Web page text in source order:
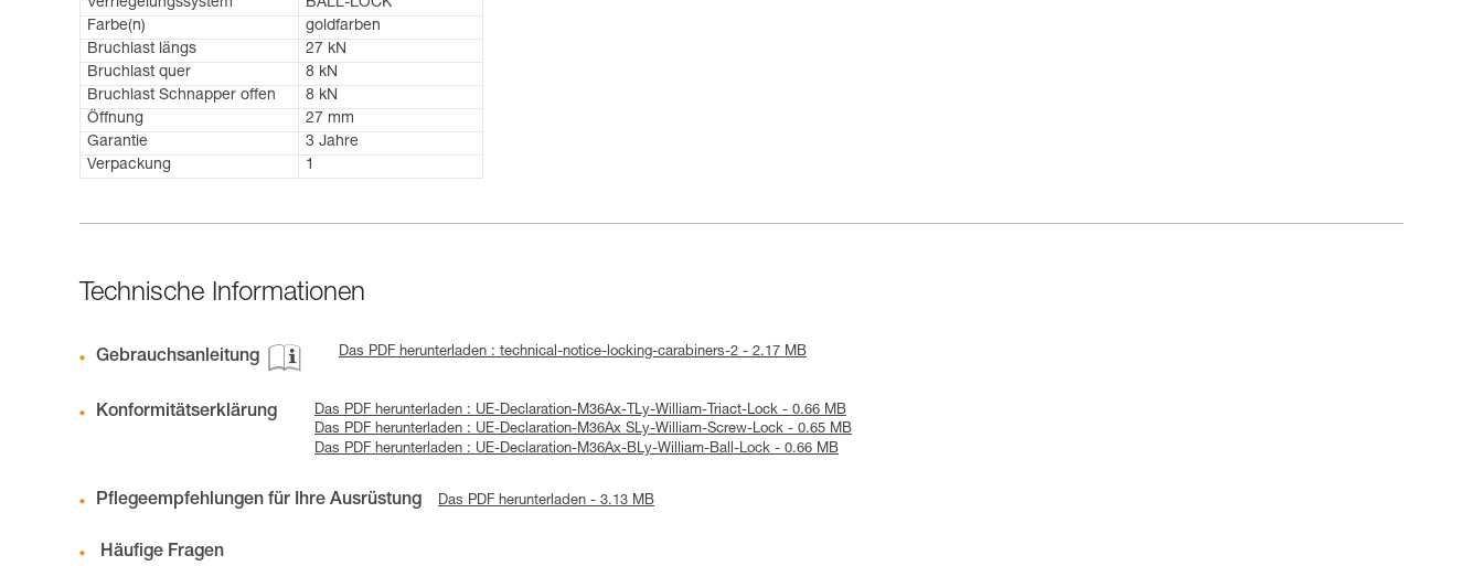
Verriegelungssystem
BALL-LOCK
Farbe(n)
goldfarben
Bruchlast längs
27 kN
Bruchlast quer
8 kN
Bruchlast Schnapper offen
8 kN
Öffnung
27 mm
Garantie
3 Jahre
Verpackung
1
Technische Informationen
Gebrauchsanleitung Das PDF herunterladen : technical-notice-locking-carabiners-2 - 2.17 MB
Konformitätserklärung
Das PDF herunterladen : UE-Declaration-M36Ax-TLy-William-Triact-Lock - 0.66 MB
Das PDF herunterladen : UE-Declaration-M36Ax SLy-William-Screw-Lock - 0.65 MB
Das PDF herunterladen : UE-Declaration-M36Ax-BLy-William-Ball-Lock - 0.66 MB
Pflegeempfehlungen für Ihre Ausrüstung Das PDF herunterladen - 3.13 MB
Häufige Fragen